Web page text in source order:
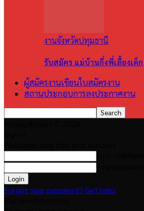
งานจังหวัดปทุมธานี
รับสมัคร แม่บ้านกึ่งพี่เลี้ยงเด็ก
ผู้สมัครงานเขียนใบสมัครงาน
สถานประกอบการลงประกาศงาน
Forgot your password? Get help